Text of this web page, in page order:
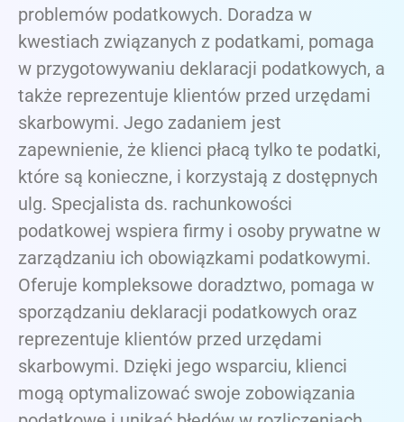
problemów podatkowych. Doradza w
kwestiach związanych z podatkami, pomaga
w przygotowywaniu deklaracji podatkowych, a
także reprezentuje klientów przed urzędami
skarbowymi. Jego zadaniem jest
zapewnienie, że klienci płacą tylko te podatki,
które są konieczne, i korzystają z dostępnych
ulg. Specjalista ds. rachunkowości
podatkowej wspiera firmy i osoby prywatne w
zarządzaniu ich obowiązkami podatkowymi.
Oferuje kompleksowe doradztwo, pomaga w
sporządzaniu deklaracji podatkowych oraz
reprezentuje klientów przed urzędami
skarbowymi. Dzięki jego wsparciu, klienci
mogą optymalizować swoje zobowiązania